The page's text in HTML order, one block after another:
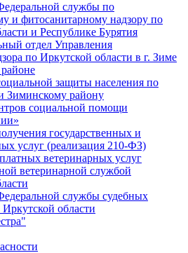
службы по
и фитосанитарному надзору по
и Республике Бурятия
отдел Управления
по Иркутской области в г. Зиме
защиты населения по
Зиминскому району
социальной помощи
государственных и
услуг (реализация 210-ФЗ)
ветеринарных услуг
ветеринарной службой
службы судебных
области